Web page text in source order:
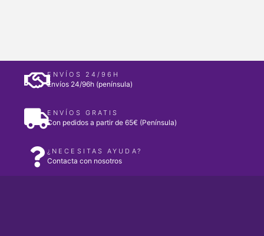
ENVÍOS 24/96H
Envíos 24/96h (península)
ENVÍOS GRATIS
Con pedidos a partir de 65€ (Península)
¿NECESITAS AYUDA?
Contacta con nosotros